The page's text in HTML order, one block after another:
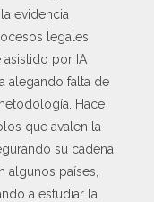
evidencia
legales
asistido por IA
alegando falta de
Hace
que avalen la
su cadena
algunos países,
a estudiar la